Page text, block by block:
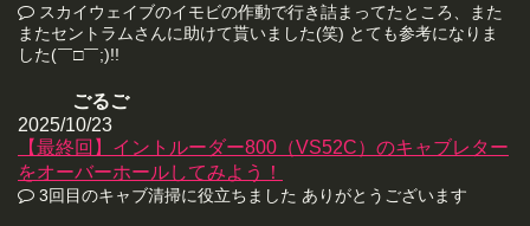
スカイウェイブのイモビの作動で行き詰まってたところ、また
またセントラムさんに助けて貰いました(笑) とても参考になりま
した(￣□￣;)!!
ごるご
2025/10/23
【最終回】イントルーダー800（VS52C）のキャブレター
をオーバーホールしてみよう！
3回目のキャブ清掃に役立ちました ありがとうございます